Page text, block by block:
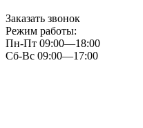
Заказать звонок
Режим работы:
Пн-Пт 09:00—18:00
Сб-Вс 09:00—17:00